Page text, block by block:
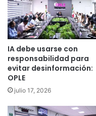
IA debe usarse con
responsabilidad para
evitar desinformación:
OPLE
julio 17, 2026